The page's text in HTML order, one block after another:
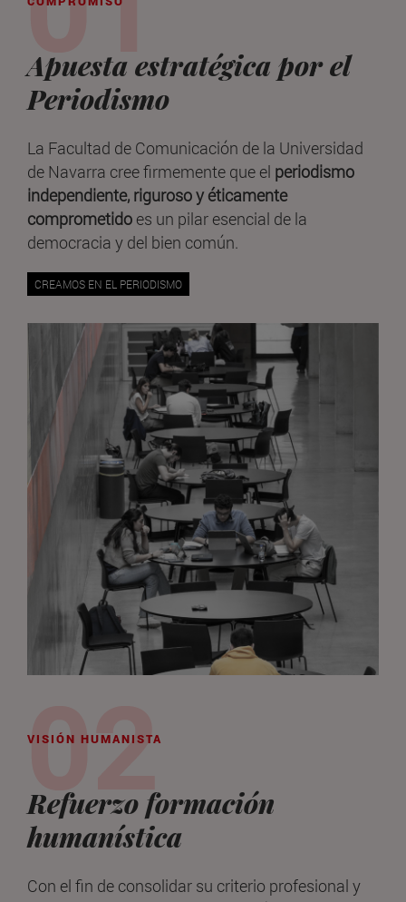
Apuesta estratégica por el
Periodismo
La Facultad de Comunicación de la Universidad
de Navarra cree firmemente que el periodismo
independiente, riguroso y éticamente
comprometido es un pilar esencial de la
democracia y del bien común.
CREAMOS EN EL PERIODISMO
VISIÓN HUMANISTA
Refuerzo formación
humanística
Con el fin de consolidar su criterio profesional y